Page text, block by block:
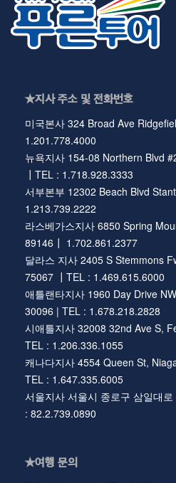
★지사 주소 및 전화번호
미국본사 324 Broad Ave
1.201.778.4000
뉴욕지사 154-08 Northern Blvd
┃TEL : 1.718.928.3333
서부본부 12302 Beach Blvd
1.213.739.2222
라스베가스지사 6850 Spring
89146┃ 1.702.861.2377
달라스 지사 2405 S Stemmons
75067 ┃TEL : 1.469.615.6000
애틀랜타지사 1960 Day Drive
30096 | TEL : 1.678.218.2828
시애틀지사 32008 32nd Ave S,
TEL : 1.206.336.1055
캐나다지사 4554 Queen St,
TEL : 1.647.335.6005
서울지사 서울시 종로구 삼일대
: 82.2.739.0890
★여행 문의